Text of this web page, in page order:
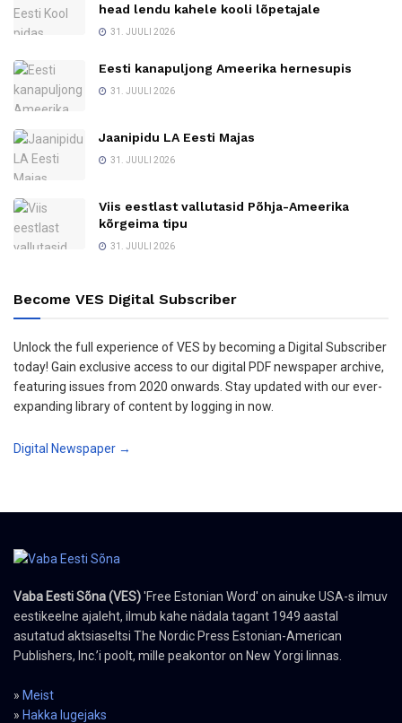
head lendu kahele kooli lõpetajale
31. JUULI 2026
Eesti kanapuljong Ameerika hernesupis
31. JUULI 2026
Jaanipidu LA Eesti Majas
31. JUULI 2026
Viis eestlast vallutasid Põhja-Ameerika
kõrgeima tipu
31. JUULI 2026
Become VES Digital Subscriber
Unlock the full experience of VES by becoming a Digital Subscriber
today! Gain exclusive access to our digital PDF newspaper archive,
featuring issues from 2020 onwards. Stay updated with our ever-
expanding library of content by logging in now.
Digital Newspaper →
Vaba Eesti Sõna (VES)'Free Estonian Word' on ainuke USA-s ilmuv
eestikeelne ajaleht, ilmub kahe nädala tagant 1949 aastal
asutatud aktsiaseltsi The Nordic Press Estonian-American
Publishers, Inc.’i poolt, mille peakontor on New Yorgi linnas.
» Meist
» Hakka lugejaks